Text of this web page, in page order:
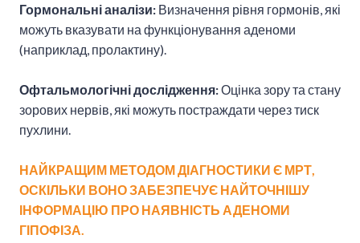
Гормональні аналізи: Визначення рівня гормонів, які
можуть вказувати на функціонування аденоми
(наприклад, пролактину).
Офтальмологічні дослідження:Оцінка зору та стану
зорових нервів, які можуть постраждати через тиск
пухлини.
НАЙКРАЩИМ МЕТОДОМ ДІАГНОСТИКИ Є МРТ,
ОСКІЛЬКИ ВОНО ЗАБЕЗПЕЧУЄ НАЙТОЧНІШУ
ІНФОРМАЦІЮ ПРО НАЯВНІСТЬ АДЕНОМИ
ГІПОФІЗА.